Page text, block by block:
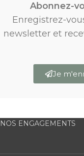
Abonnez-
Enregistrez-
newsletter et
Je
NOS ENGAGEMENTS